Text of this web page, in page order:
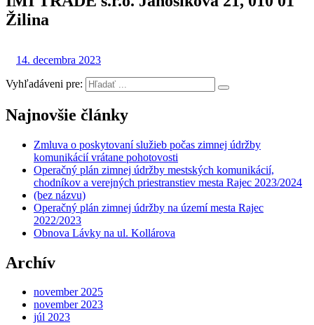
Žilina
14. decembra 2023
Vyhľadáveni pre:
Najnovšie články
Zmluva o poskytovaní služieb počas zimnej údržby
komunikácií vrátane pohotovosti
Operačný plán zimnej údržby mestských komunikácií,
chodníkov a verejných priestranstiev mesta Rajec 2023/2024
(bez názvu)
Operačný plán zimnej údržby na území mesta Rajec
2022/2023
Obnova Lávky na ul. Kollárova
Archív
november 2025
november 2023
júl 2023